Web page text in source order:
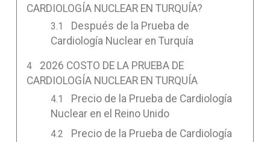
CARDIOLOGÍA NUCLEAR EN TURQUÍA?
Después de la Prueba de
Cardiología Nuclear en Turquía
2026 COSTO DE LA PRUEBA DE
CARDIOLOGÍA NUCLEAR EN TURQUÍA
Precio de la Prueba de Cardiología
Nuclear en el Reino Unido
Precio de la Prueba de Cardiología